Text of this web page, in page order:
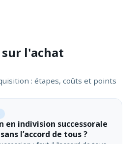
l'achat
: étapes, coûts et points
en indivision successorale
l’accord de tous ?